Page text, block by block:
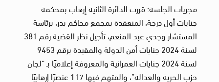
مجريات الجلسة: قررت الدائرة الثانية إرهاب بمحكمة
جنايات أول درجة، المنعقدة بمجمع محاكم بدر، برئاسة
المستشار وجدي عبد المنعم، تأجيل نظر القضية رقم 381
لسنة 2024 جنايات أمن الدولة والمقيدة برقم 9453
لسنة 2024 جنايات العمرانية والمعروفة إعلاميًا بـ “لجان
حزب الحرية والعدالة”، والمتهم فيها 117 عنصرًا إرهابيًا